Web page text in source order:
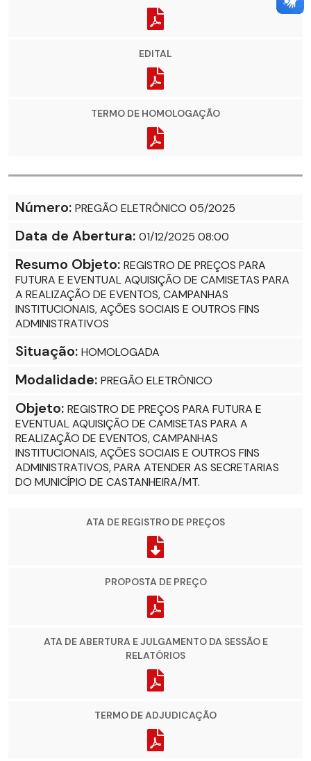
EDITAL
TERMO DE HOMOLOGAÇÃO
Número: PREGÃO ELETRÔNICO 05/2025
Data de Abertura: 01/12/2025 08:00
Resumo Objeto: REGISTRO DE PREÇOS PARA
FUTURA E EVENTUAL AQUISIÇÃO DE CAMISETAS PARA
A REALIZAÇÃO DE EVENTOS, CAMPANHAS
INSTITUCIONAIS, AÇÕES SOCIAIS E OUTROS FINS
ADMINISTRATIVOS
Situação: HOMOLOGADA
Modalidade: PREGÃO ELETRÔNICO
Objeto: REGISTRO DE PREÇOS PARA FUTURA E
EVENTUAL AQUISIÇÃO DE CAMISETAS PARA A
REALIZAÇÃO DE EVENTOS, CAMPANHAS
INSTITUCIONAIS, AÇÕES SOCIAIS E OUTROS FINS
ADMINISTRATIVOS, PARA ATENDER AS SECRETARIAS
DO MUNICÍPIO DE CASTANHEIRA/MT.
ATA DE REGISTRO DE PREÇOS
PROPOSTA DE PREÇO
ATA DE ABERTURA E JULGAMENTO DA SESSÃO E
RELATÓRIOS
TERMO DE ADJUDICAÇÃO